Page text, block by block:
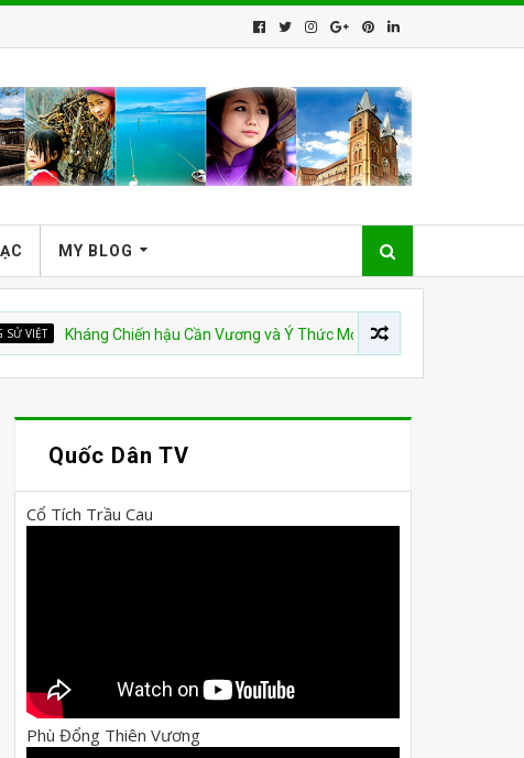
MY BLOG
Kháng Chiến hậu Cần Vương và Ý Thức Mới của Dân Tộc
Quốc Dân TV
Cổ Tích Trầu Cau
Phù Đổng Thiên Vương